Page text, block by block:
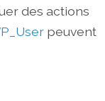
des actions
peuvent